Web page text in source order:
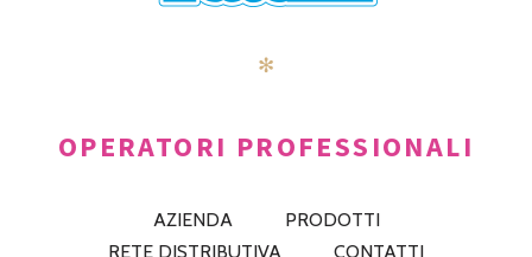
✻
OPERATORI PROFESSIONALI
AZIENDA
PRODOTTI
RETE DISTRIBUTIVA
CONTATTI